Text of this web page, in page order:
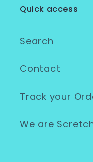
Quick access
Search
Contact
Track your
We are